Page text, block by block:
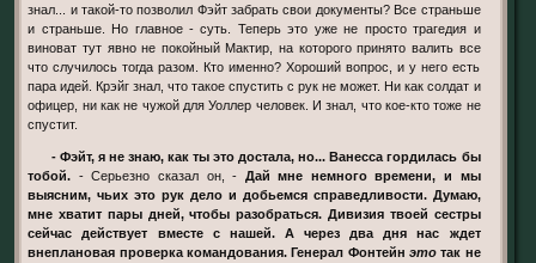
знал... и такой-то позволил Фэйт забрать свои документы? Все страньше
и страньше. Но главное - суть. Теперь это уже не просто трагедия и
виноват тут явно не покойный Мактир, на которого принято валить все
что случилось тогда разом. Кто именно? Хороший вопрос, и у него есть
пара идей. Крэйг знал, что такое спустить с рук не может. Ни как солдат и
офицер, ни как не чужой для Уоллер человек. И знал, что кое-кто тоже не
спустит.
- Фэйт, я не знаю, как ты это достала, но... Ванесса гордилась бы
тобой. - Серьезно сказал он, - Дай мне немного времени, и мы
выясним, чьих это рук дело и добьемся справедливости. Думаю,
мне хватит пары дней, чтобы разобраться. Дивизия твоей сестры
сейчас действует вместе с нашей. А через два дня нас ждет
внеплановая проверка командования. Генерал Фонтейн этотак не